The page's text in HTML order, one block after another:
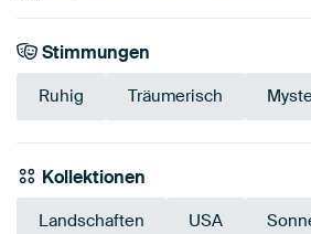
Stimmungen
Ruhig Träumerisch
Kollektionen
Landschaften USA